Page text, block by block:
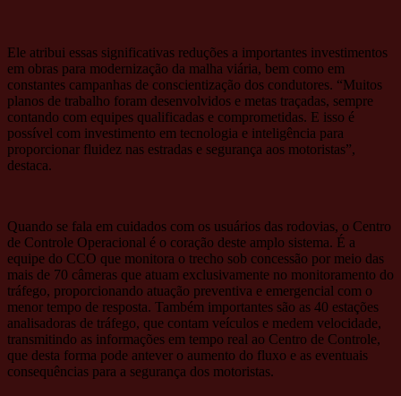
Ele atribui essas significativas reduções a importantes investimentos
em obras para modernização da malha viária, bem como em
constantes campanhas de conscientização dos condutores. “Muitos
planos de trabalho foram desenvolvidos e metas traçadas, sempre
contando com equipes qualificadas e comprometidas. E isso é
possível com investimento em tecnologia e inteligência para
proporcionar fluidez nas estradas e segurança aos motoristas”,
destaca.
Quando se fala em cuidados com os usuários das rodovias, o Centro
de Controle Operacional é o coração deste amplo sistema. É a
equipe do CCO que monitora o trecho sob concessão por meio das
mais de 70 câmeras que atuam exclusivamente no monitoramento do
tráfego, proporcionando atuação preventiva e emergencial com o
menor tempo de resposta. Também importantes são as 40 estações
analisadoras de tráfego, que contam veículos e medem velocidade,
transmitindo as informações em tempo real ao Centro de Controle,
que desta forma pode antever o aumento do fluxo e as eventuais
consequências para a segurança dos motoristas.